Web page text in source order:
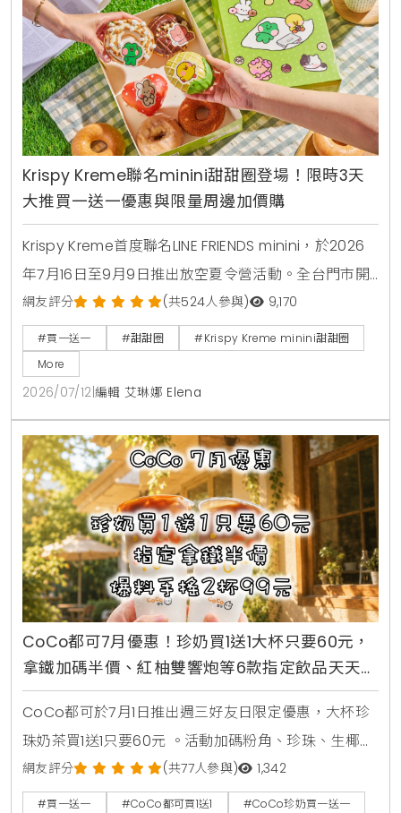
Krispy Kreme聯名minini甜甜圈登場！限時3天
大推買一送一優惠與限量周邊加價購
Krispy Kreme首度聯名LINE FRIENDS minini，於2026
年7月16日至9月9日推出放空夏令營活動。全台門市開
賣4款角色甜甜圈，包含草莓甜心、玉米拿鐵、焦糖牛
奶與柑橘可可，並同步推出加價購貼紙包、迷你提袋與
盲盒公仔。7月16日至7月18日期間更祭出LINE好友憑券
買minini禮盒送原味糖霜甜甜圈盒的買一送一限時優
惠。
網友評分 (共524人參與) 9,170
#買一送一 #甜甜圈
#Krispy Kreme minini甜甜圈
More
2026/07/12 編輯 艾琳娜 Elena
CoCo都可7月優惠！珍奶買1送1大杯只要60元，
拿鐵加碼半價、紅柚雙響炮等6款指定飲品天天2
杯99元
CoCo都可於7月1日推出週三好友日限定優惠，大杯珍
珠奶茶買1送1只要60元 。活動加碼粉角、珍珠、生椰職
人拿鐵同價位買1送1 。同步推出暑來寶2杯99元好康，
新增紅柚雙響炮與紅柚香檸美式等6款指定飲品任選 。
網友評分 (共77人參與) 1,342
#買一送一 #CoCo都可買1送1 #CoCo珍奶買一送一